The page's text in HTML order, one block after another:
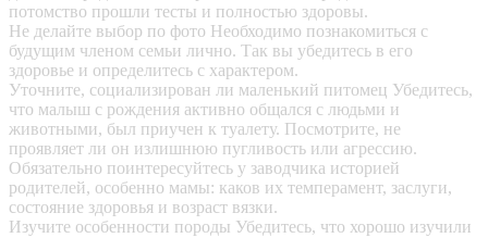
потомство прошли тесты и полностью здоровы.
Не делайте выбор по фото Необходимо познакомиться с
будущим членом семьи лично. Так вы убедитесь в его
здоровье и определитесь с характером.
Уточните, социализирован ли маленький питомец Убедитесь,
что малыш с рождения активно общался с людьми и
животными, был приучен к туалету. Посмотрите, не
проявляет ли он излишнюю пугливость или агрессию.
Обязательно поинтересуйтесь у заводчика историей
родителей, особенно мамы: каков их темперамент, заслуги,
состояние здоровья и возраст вязки.
Изучите особенности породы Убедитесь, что хорошо изучили